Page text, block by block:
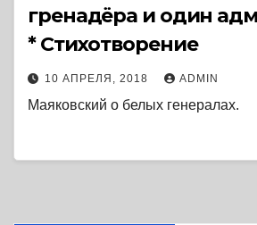
гренадёра и один
* Стихотворение
10 АПРЕЛЯ, 2018 ADMIN
Маяковский о белых генералах.